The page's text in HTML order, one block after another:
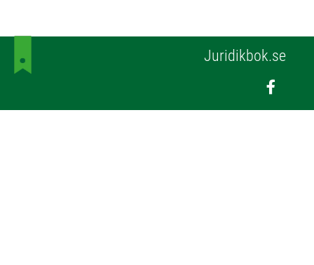
Juridikbok.se